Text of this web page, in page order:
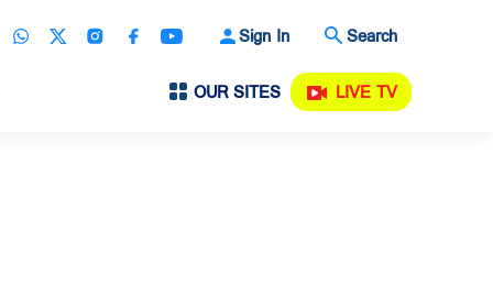
Sign In Search
OUR SITES LIVE TV